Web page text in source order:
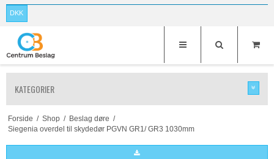
DKK
KATEGORIER
Forside / Shop / Beslag døre /
Siegenia overdel til skydedør PGVN GR1/ GR3 1030mm